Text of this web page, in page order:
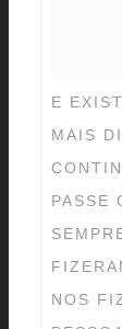
E
MAIS
PASSE
NOS